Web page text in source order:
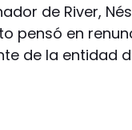
de River,
pensó en
de la entidad